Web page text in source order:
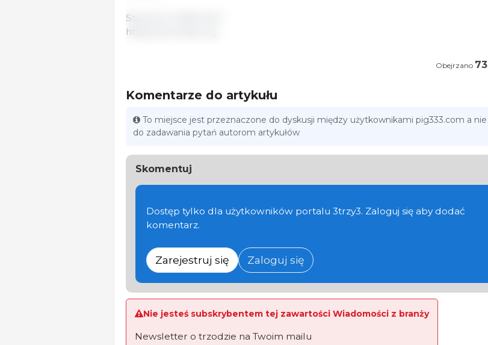
Styczeń 9, 2026/ FAO.
https://www.fao.org
Obejrzano 73
Komentarze do artykułu
To miejsce jest przeznaczone do dyskusji między użytkownikami pig333.com a nie
do zadawania pytań autorom artykułów
Skomentuj
Dostęp tylko dla użytkowników portalu 3trzy3. Zaloguj się aby dodać
komentarz.
Zarejestruj się Zaloguj się
Nie jesteś subskrybentem tej zawartości Wiadomości z branży
Newsletter o trzodzie na Twoim mailu